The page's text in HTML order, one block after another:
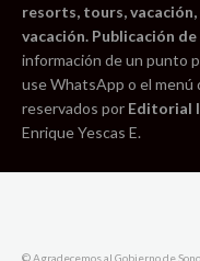
resorts, tours,
vacación. Publicación de
información de un punto
use WhatsApp o el
reservados por Editorial
Enrique Yescas E.
© Agradecemos al Gobierno de